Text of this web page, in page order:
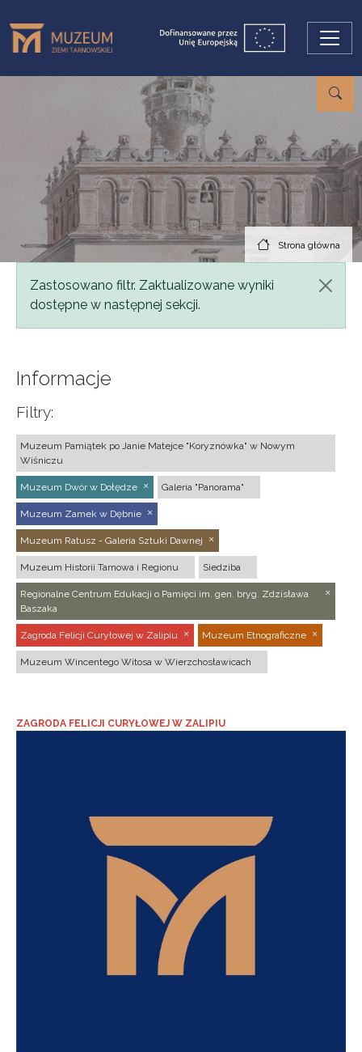
Strona główna
Komunikat
Zastosowano filtr. Zaktualizowane wyniki
dostępne w następnej sekcji.
Informacje
Filtry:
Muzeum Pamiątek po Janie Matejce "Koryznówka" w Nowym
Wiśniczu
Muzeum Dwór w Dołędze Galeria "Panorama"
Muzeum Zamek w Dębnie
Muzeum Ratusz - Galeria Sztuki Dawnej
Muzeum Historii Tarnowa i Regionu Siedziba
Regionalne Centrum Edukacji o Pamięci im. gen. bryg. Zdzisława
Baszaka
Zagroda Felicji Curyłowej w Zalipiu Muzeum Etnograficzne
Muzeum Wincentego Witosa w Wierzchosławicach
ZAGRODA FELICJI CURYŁOWEJ W ZALIPIU